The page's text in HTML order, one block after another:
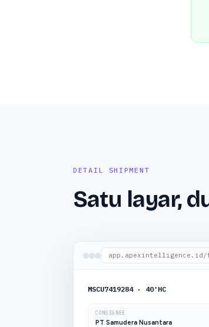
DETAIL SHIPMENT
Satu layar,
app.apexintelligence.id/
MSCU7419284 · 40'HC
CONSIGNEE
PT Samudera Nusantara